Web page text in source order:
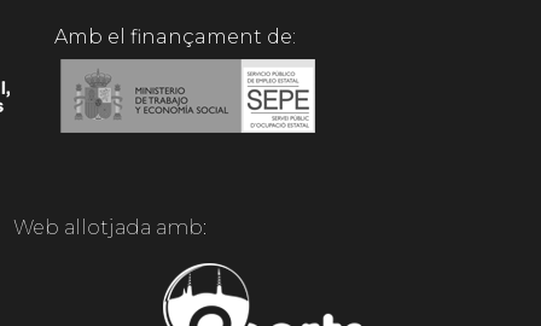
Amb el finançament de:
Web allotjada amb: